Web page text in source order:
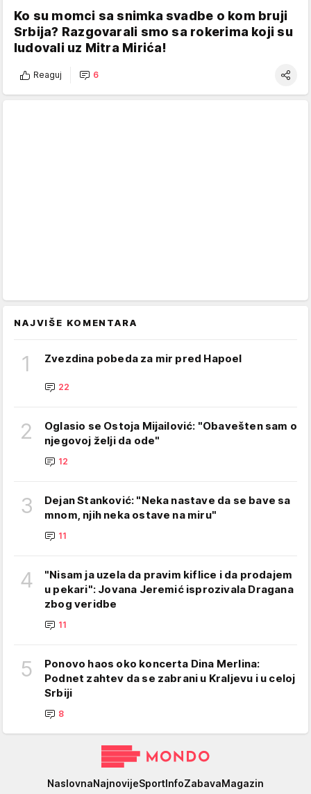
Ko su momci sa snimka svadbe o kom bruji
Srbija? Razgovarali smo sa rokerima koji su
ludovali uz Mitra Mirića!
Reaguj 6
NAJVIŠE KOMENTARA
1 Zvezdina pobeda za mir pred Hapoel
22
2
Oglasio se Ostoja Mijailović: "Obavešten sam o
njegovoj želji da ode"
12
3
Dejan Stanković: "Neka nastave da se bave sa
mnom, njih neka ostave na miru"
11
4
"Nisam ja uzela da pravim kiflice i da prodajem
u pekari": Jovana Jeremić isprozivala Dragana
zbog veridbe
11
5
Ponovo haos oko koncerta Dina Merlina:
Podnet zahtev da se zabrani u Kraljevu i u celoj
Srbiji
8
NaslovnaNajnovijeSportInfoZabavaMagazin